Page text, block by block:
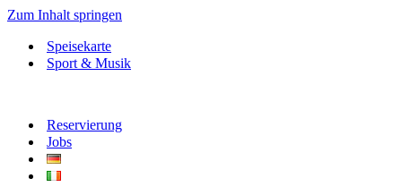
Zum Inhalt springen
Speisekarte
Sport & Musik
Reservierung
Jobs